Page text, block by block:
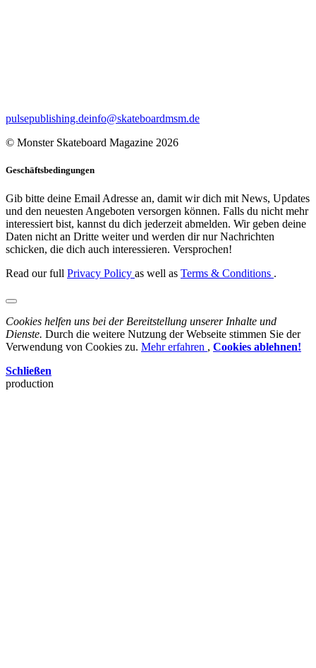
pulsepublishing.deinfo@skateboardmsm.de
© Monster Skateboard Magazine 2026
Geschäftsbedingungen
Gib bitte deine Email Adresse an, damit wir dich mit News, Updates
und den neuesten Angeboten versorgen können. Falls du nicht mehr
interessiert bist, kannst du dich jederzeit abmelden. Wir geben deine
Daten nicht an Dritte weiter und werden dir nur Nachrichten
schicken, die dich auch interessieren. Versprochen!
Read our full Privacy Policy as well as Terms & Conditions .
Cookies helfen uns bei der Bereitstellung unserer Inhalte und
Dienste. Durch die weitere Nutzung der Webseite stimmen Sie der
Verwendung von Cookies zu. Mehr erfahren , Cookies ablehnen!
Schließen
production